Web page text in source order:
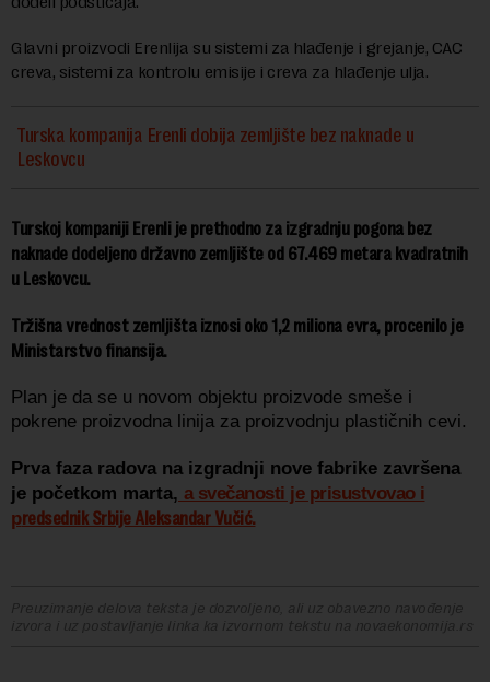
Glavni proizvodi Erenlija su sistemi za hlađenje i grejanje, CAC
creva, sistemi za kontrolu emisije i creva za hlađenje ulja.
Turska kompanija Erenli dobija zemljište bez naknade u
Leskovcu
Turskoj kompaniji Erenli je prethodno za izgradnju pogona bez
naknade dodeljeno državno zemljište od 67.469 metara kvadratnih
u Leskovcu.
Tržišna vrednost zemljišta iznosi oko 1,2 miliona evra, procenilo je
Ministarstvo finansija.
Plan je da se u novom objektu proizvode smeše i
pokrene proizvodna linija za proizvodnju plastičnih cevi.
Prva faza radova na izgradnji nove fabrike završena
je početkom marta, a svečanosti je prisustvovao i
predsednik Srbije Aleksandar Vučić.
Preuzimanje delova teksta je dozvoljeno, ali uz obavezno navođenje
izvora i uz postavljanje linka ka izvornom tekstu na novaekonomija.rs